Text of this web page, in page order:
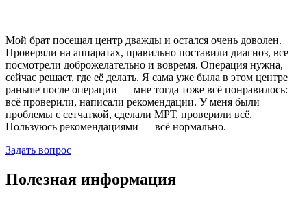
Мой брат посещал центр дважды и остался очень доволен.
Проверяли на аппаратах, правильно поставили диагноз, все
посмотрели доброжелательно и вовремя. Операция нужна,
сейчас решает, где её делать. Я сама уже была в этом центре
раньше после операции — мне тогда тоже всё понравилось:
всё проверили, написали рекомендации. У меня были
проблемы с сетчаткой, сделали МРТ, проверили всё.
Пользуюсь рекомендациями — всё нормально.
Задать вопрос
Полезная информация